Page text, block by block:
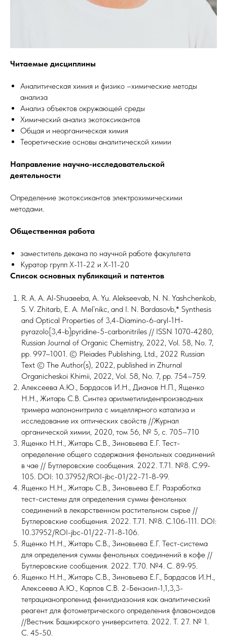
Читаемые дисциплины
Аналитическая химия и физико –химические методы
анализа
Анализ объектов окружающей среды
Химический анализ экотоксикантов
Общая и неорганическая химия
Теоретические основы аналитической химии
Направление научно-исследовательской
деятельности
Определение экотоксикантов электрохимическими
методами.
Общественная работа
заместитель декана по научной работе факультета
Куратор групп Х-11-22 и Х-11-20
Список основных публикаций и патентов
R. A. A. Al-Shuaeeba, A. Yu. Alekseevab, N. N. Yashchenkob,
S. V. Zhitarb, E. A. Mel’nikc, and I. N. Bardasovb,* Synthesis
and Optical Properties of 3,4-Diamino-6-aryl-1H-
pyrazolo[3,4-b]pyridine-5-carbonitriles // ISSN 1070-4280,
Russian Journal of Organic Chemistry, 2022, Vol. 58, No. 7,
pp. 997–1001. © Pleiades Publishing, Ltd., 2022 Russian
Text © The Author(s), 2022, published in Zhurnal
Organicheskoi Khimii, 2022, Vol. 58, No. 7, pp. 754–759.
Алексеева А.Ю., Бардасов И.Н., Дианов Н.П., Ященко
Н.Н., Житарь С.В. Синтез арилметилиденпроизводных
тримера малононитрила с мицеллярного катализа и
исследование их оптических свойств //Журнал
органической химии, 2020, том 56, № 5, с. 705–710
Ященко Н.Н., Житарь С.В., Зиновьева Е.Г. Тест-
определение общего содержания фенольных соединений
в чае // Бутлеровские сообщения. 2022. Т.71. №8. C.99-
105. DOI: 10.37952/ROI-jbc-01/22-71-8-99.
Ященко Н.Н., Житарь С.В., Зиновьева Е.Г. Разработка
тест-системы для определения суммы фенольных
соединений в лекарственном растительном сырье //
Бутлеровские сообщения. 2022. Т.71. №8. C.106-111. DOI:
10.37952/ROI-jbc-01/22-71-8-106.
Ященко Н.Н., Житарь С.В., Зиновьева Е.Г. Тест-система
для определения суммы фенольных соединений в кофе //
Бутлеровские сообщения. 2022. Т.70. №4. С. 89-95.
Ященко Н.Н., Житарь С.В., Зиновьева Е.Г., Бардасов И.Н.,
Алексеева А.Ю., Карпов С.В. 2-Бензоил-1,1,3,3-
тетрацианопропенид фенилдиазония как аналитический
реагент для фотометрического определения флавоноидов
//Вестник Башкирского университета. 2022. Т. 27. № 1.
С. 45-50.